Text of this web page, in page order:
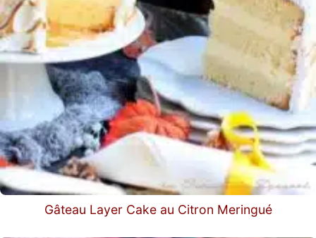
Gâteau Layer Cake au Citron Meringué